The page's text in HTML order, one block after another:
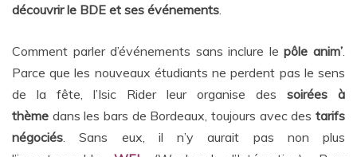
découvrir le BDE et ses événements
Comment parler d’événements sans inclure lepôle anim’
Parce que les nouveaux étudiants ne perdent pas le sens
de la fête, l’Isic Rider leur organise des soirées à
thème dans les bars de Bordeaux, toujours avec des tarifs
négociés . Sans eux, il n’y aurait pas non plus